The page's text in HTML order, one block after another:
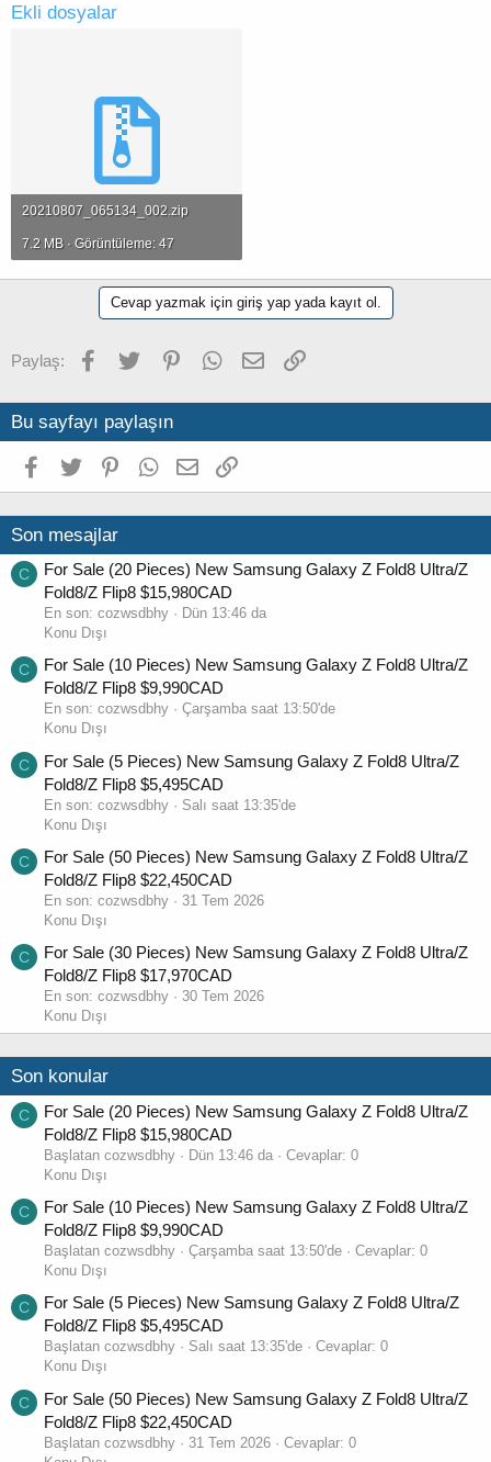
Ekli dosyalar
20210807_065134_002.zip
7.2 MB · Görüntüleme: 47
Cevap yazmak için giriş yap yada kayıt ol.
Paylaş: Facebook
Twitter PinterestWhatsApp
E-posta
Bu sayfayı paylaşın
Facebook
Twitter PinterestWhatsApp
E-posta
Son mesajlar
C
For Sale (20 Pieces) New Samsung Galaxy Z Fold8 Ultra/Z
Fold8/Z Flip8 $15,980CAD
En son: cozwsdbhy
Dün 13:46 da
Konu Dışı
C
For Sale (10 Pieces) New Samsung Galaxy Z Fold8 Ultra/Z
Fold8/Z Flip8 $9,990CAD
En son: cozwsdbhy
Çarşamba saat 13:50'de
Konu Dışı
C
For Sale (5 Pieces) New Samsung Galaxy Z Fold8 Ultra/Z
Fold8/Z Flip8 $5,495CAD
En son: cozwsdbhy
Salı saat 13:35'de
Konu Dışı
C
For Sale (50 Pieces) New Samsung Galaxy Z Fold8 Ultra/Z
Fold8/Z Flip8 $22,450CAD
En son: cozwsdbhy
31 Tem 2026
Konu Dışı
C
For Sale (30 Pieces) New Samsung Galaxy Z Fold8 Ultra/Z
Fold8/Z Flip8 $17,970CAD
En son: cozwsdbhy
30 Tem 2026
Konu Dışı
Son konular
C
For Sale (20 Pieces) New Samsung Galaxy Z Fold8 Ultra/Z
Fold8/Z Flip8 $15,980CAD
Başlatan cozwsdbhy Dün 13:46 da
Cevaplar: 0
Konu Dışı
C
For Sale (10 Pieces) New Samsung Galaxy Z Fold8 Ultra/Z
Fold8/Z Flip8 $9,990CAD
Başlatan cozwsdbhy Çarşamba saat 13:50'de
Cevaplar: 0
Konu Dışı
C
For Sale (5 Pieces) New Samsung Galaxy Z Fold8 Ultra/Z
Fold8/Z Flip8 $5,495CAD
Başlatan cozwsdbhy Salı saat 13:35'de
Cevaplar: 0
Konu Dışı
C
For Sale (50 Pieces) New Samsung Galaxy Z Fold8 Ultra/Z
Fold8/Z Flip8 $22,450CAD
Başlatan cozwsdbhy 31 Tem 2026
Cevaplar: 0